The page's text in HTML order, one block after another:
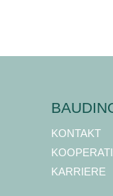
KONTAKT
KARRIERE